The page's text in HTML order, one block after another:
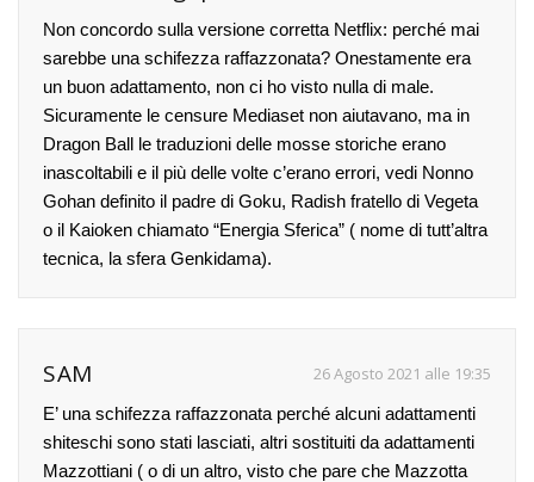
Non concordo sulla versione corretta Netflix: perché mai
sarebbe una schifezza raffazzonata? Onestamente era
un buon adattamento, non ci ho visto nulla di male.
Sicuramente le censure Mediaset non aiutavano, ma in
Dragon Ball le traduzioni delle mosse storiche erano
inascoltabili e il più delle volte c’erano errori, vedi Nonno
Gohan definito il padre di Goku, Radish fratello di Vegeta
o il Kaioken chiamato “Energia Sferica” ( nome di tutt’altra
tecnica, la sfera Genkidama).
SAM 26 Agosto 2021 alle 19:35
E’ una schifezza raffazzonata perché alcuni adattamenti
shiteschi sono stati lasciati, altri sostituiti da adattamenti
Mazzottiani ( o di un altro, visto che pare che Mazzotta